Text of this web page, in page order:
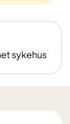
sykehus